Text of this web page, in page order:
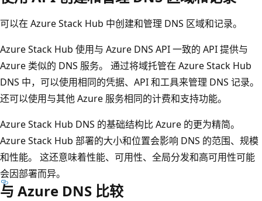
可以在 Azure Stack Hub 中创建和管理 DNS 区域和记录。
Azure Stack Hub 使用与 Azure DNS API 一致的 API 提供与
Azure 类似的 DNS 服务。 通过将域托管在 Azure Stack Hub
DNS 中，可以使用相同的凭据、API 和工具来管理 DNS 记录。
还可以使用与其他 Azure 服务相同的计费和支持功能。
Azure Stack Hub DNS 的基础结构比 Azure 的更为精简。
Azure Stack Hub 部署的大小和位置会影响 DNS 的范围、规模
和性能。 这还意味着性能、可用性、全局分发和高可用性可能
会因部署而异。
与 Azure DNS 比较